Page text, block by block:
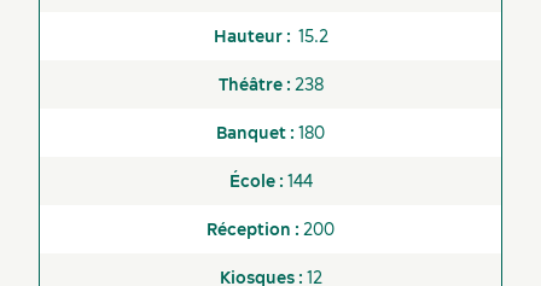
Événements sportifs
Navette aéroportuaire
Service de navette vers le
15.2
238
180
144
200
12